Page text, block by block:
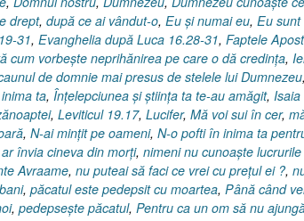
drept, după ce ai vândut-o, Eu şi numai eu, Eu sunt
31, Evanghelia după Luca 16.28-31, Faptele
cum vorbeşte neprihănirea pe care o dă credinţa,
de domnie mai presus de stelele lui Dumnezeu,
ta, Înţelepciunea şi ştiinţa ta te-au amăgit,
, Leviticul 19.17, Lucifer, Mă voi sui în cer,
, N-ai minţit pe oameni, N-o pofti în inima ta
învia cineva din morţi, nimeni nu cunoaşte
Avraame, nu puteai să faci ce vrei cu preţul ei ?,
, păcatul este pedepsit cu moartea, Până când
, pedepseşte păcatul, Pentru ca un om să nu